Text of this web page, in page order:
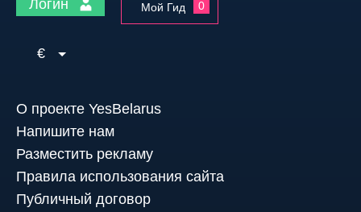
Логин Мой Гид 0
€
О проекте YesBelarus
Напишите нам
Разместить рекламу
Правила использования сайта
Публичный договор